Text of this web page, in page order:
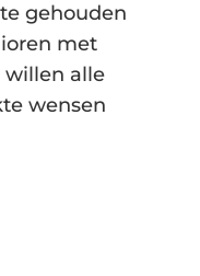
gehouden
met
willen alle
wensen